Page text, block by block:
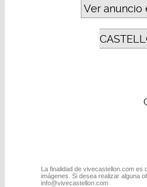
Ver anuncio
La finalidad de vivecastellon.com
imágenes. Si desea realizar alguna
info@vivecastellon.com